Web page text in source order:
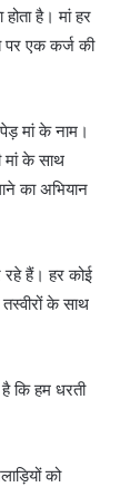
है। मां हर
पर एक कर्ज की
मां के नाम।
मां के साथ
का अभियान
रहे हैं। हर कोई
के साथ
कि हम धरती
को